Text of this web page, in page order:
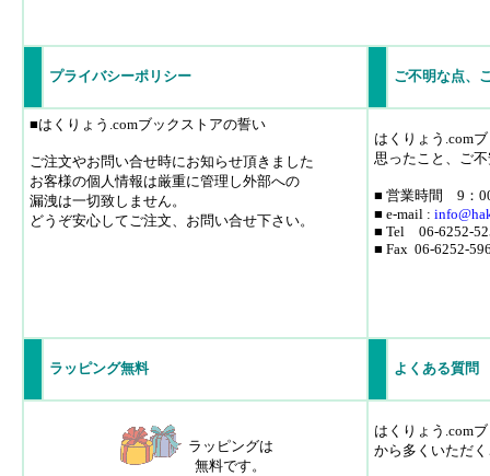
プライバシーポリシー ご不明な点、
■はくりょう.comブックストアの誓い
ご注文やお問い合せ時にお知らせ頂きました
お客様の個人情報は厳重に管理し外部への
漏洩は一切致しません。
どうぞ安心してご注文、お問い合せ下さい。
はくりょう.com
思ったこと、ご
■ 営業時間 9：
■ e-mail : info
■ Tel 06-6252-
■ Fax 06-6252-
ラッピング無料 よくある質問
ラッピングは
無料です。
はくりょう.com
から多くいただ